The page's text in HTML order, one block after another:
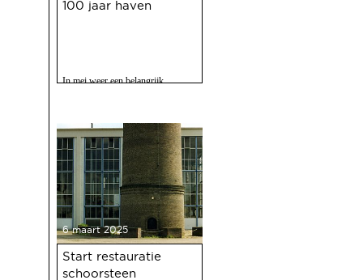
100 jaar haven
In mei weer een belangrijk
haven 100 jaar bestaat.
6 maart 2025
Start restauratie
schoorsteen